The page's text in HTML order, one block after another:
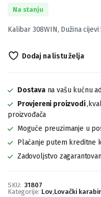
Na stanju
Kalibar 308WIN, Dužina
Dodaj na listu želja
Dostavana vašu kućnu
Provjereni proizvodi
proizvođača
Moguće preuzimanje u
Plaćanje putem kreditne
Zadovoljstvo
SKU: 31807
Kategorije: Lov,Lovački